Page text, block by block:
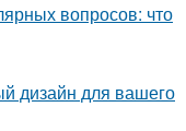
вопросов: что
дизайн для вашего